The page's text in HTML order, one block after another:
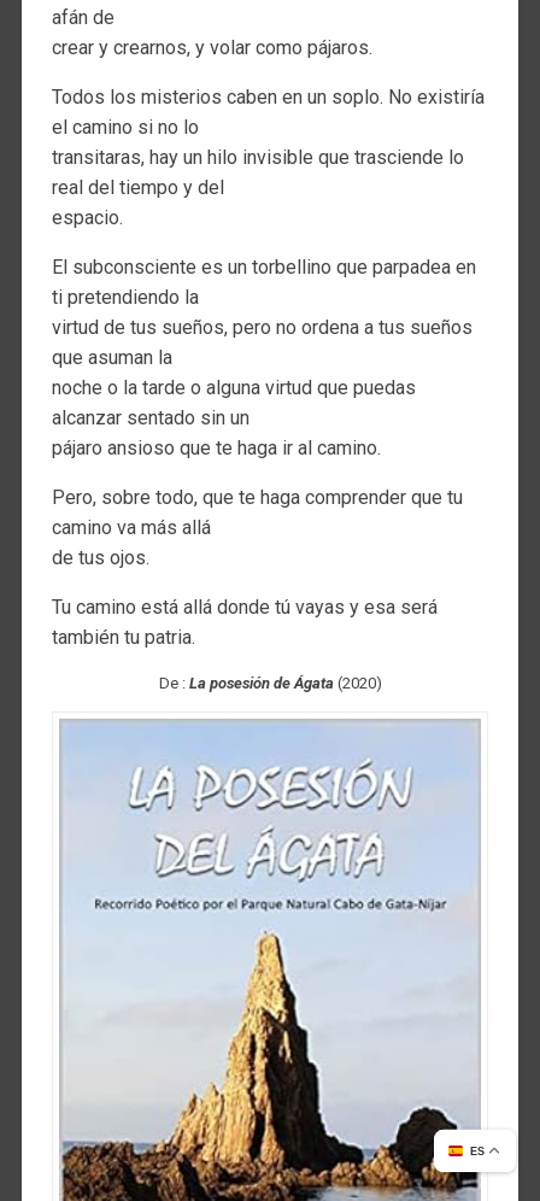
afán de
crear y crearnos, y volar como pájaros.
Todos los misterios caben en un soplo. No existiría
el camino si no lo
transitaras, hay un hilo invisible que trasciende lo
real del tiempo y del
espacio.
El subconsciente es un torbellino que parpadea en
ti pretendiendo la
virtud de tus sueños, pero no ordena a tus sueños
que asuman la
noche o la tarde o alguna virtud que puedas
alcanzar sentado sin un
pájaro ansioso que te haga ir al camino.
Pero, sobre todo, que te haga comprender que tu
camino va más allá
de tus ojos.
Tu camino está allá donde tú vayas y esa será
también tu patria.
De : La posesión de Ágata(2020)
ES